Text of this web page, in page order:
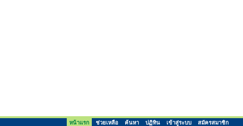
หน้าแรก ช่วยเหลือ ค้นหา ปฏิทิน เข้าสู่ระบบ สมัครสมาชิก